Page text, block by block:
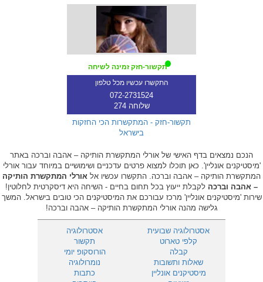
תקשור-חזק זמינה לשיחה
התקשרו עכשיו מכל טלפון
072-2731524
שלוחה 274
תקשור-חזק - המתקשרות הכי החזקות
בישראל
הנכם נמצאים בדף האישי של אורלי המתקשרת הותיקה – אהבה וברכה באתר
'מיסטיקנים אונליין'. כאן תוכלו למצוא פרטים עדכניים ושימושיים במיוחד עבור אורלי
המתקשרת הותיקה – אהבה וברכה. התקשרו עכשיו אל אורלי המתקשרת הותיקה
– אהבה וברכה לקבלת ייעוץ בכל תחום בחיים - השיחה היא דיסקרטית לחלוטין!
שירות 'מיסטיקנים אונליין' מרכז עבורכם את המיסטיקנים הכי טובים בישראל. המשך
גלישה מהנה אורלי המתקשרת הותיקה – אהבה וברכה!
אסטרולוגיה
אסטרולוגיה שבועית
תקשור
קלפי טארוט
הורוסקופ יומי
קבלה
נומרולוגיה
שאלות ותשובות
כתבות
מיסטיקנים אונליין